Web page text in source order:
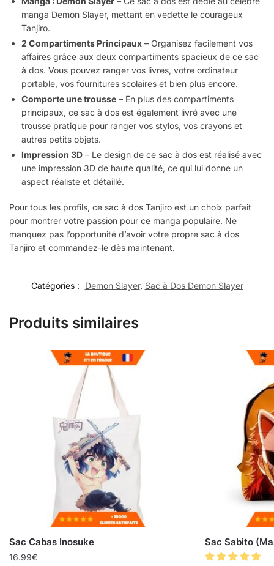
manga Demon Slayer, mettant en vedette le courageux
Tanjiro.
2 Compartiments Principaux – Organisez facilement vos
affaires grâce aux deux compartiments spacieux de ce sac
à dos. Vous pouvez ranger vos livres, votre ordinateur
portable, vos fournitures scolaires et bien plus encore.
Comporte une trousse – En plus des compartiments
principaux, ce sac à dos est également livré avec une
trousse pratique pour ranger vos stylos, vos crayons et
autres petits objets.
Impression 3D – Le design de ce sac à dos est réalisé avec
une impression 3D de haute qualité, ce qui lui donne un
aspect réaliste et détaillé.
Pour tous les profils, ce sac à dos Tanjiro est un choix parfait
pour montrer votre passion pour ce manga populaire. Ne
manquez pas l’opportunité d’avoir votre propre sac à dos
Tanjiro et commandez-le dès maintenant.
Catégories : Demon Slayer, Sac à Dos Demon Slayer
Produits similaires
Sac Cabas Inosuke
16.99€
Sac Sabito